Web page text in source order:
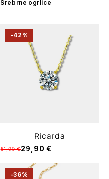
Srebrne ogrlice
-42%
Ricarda
51,90 €29,90 €
-36%